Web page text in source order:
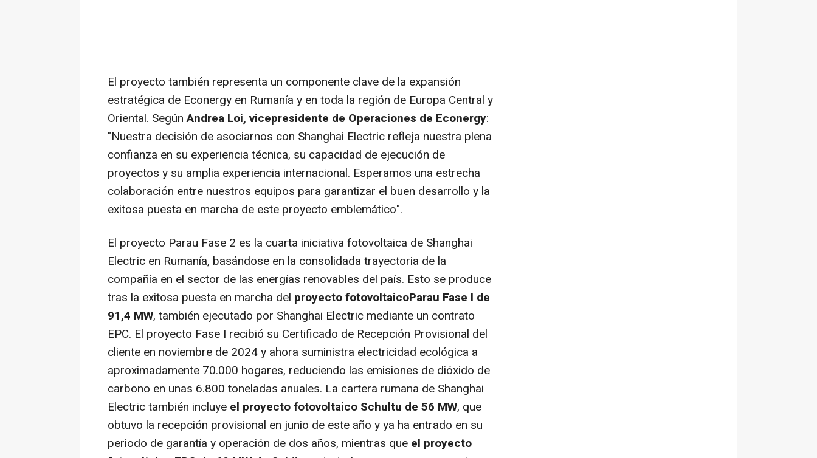
El proyecto también representa un componente clave de la expansión
estratégica de Econergy en Rumanía y en toda la región de Europa Central y
Oriental. SegúnAndrea Loi, vicepresidente de Operaciones de Econergy:
"Nuestra decisión de asociarnos con Shanghai Electric refleja nuestra plena
confianza en su experiencia técnica, su capacidad de ejecución de
proyectos y su amplia experiencia internacional. Esperamos una estrecha
colaboración entre nuestros equipos para garantizar el buen desarrollo y la
exitosa puesta en marcha de este proyecto emblemático".
El proyecto Parau Fase 2 es la cuarta iniciativa fotovoltaica de Shanghai
Electric en Rumanía, basándose en la consolidada trayectoria de la
compañía en el sector de las energías renovables del país. Esto se produce
tras la exitosa puesta en marcha del proyecto fotovoltaicoParau Fase I de
91,4 MW, también ejecutado por Shanghai Electric mediante un contrato
EPC. El proyecto Fase I recibió su Certificado de Recepción Provisional del
cliente en noviembre de 2024 y ahora suministra electricidad ecológica a
aproximadamente 70.000 hogares, reduciendo las emisiones de dióxido de
carbono en unas 6.800 toneladas anuales. La cartera rumana de Shanghai
Electric también incluye el proyecto fotovoltaico Schultu de 56 MW, que
obtuvo la recepción provisional en junio de este año y ya ha entrado en su
periodo de garantía y operación de dos años, mientras que el proyecto